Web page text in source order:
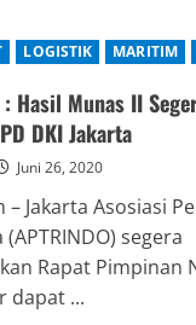
LOGISTIK MARITIM
Hasil Munas II
DKI Jakarta
Juni 26, 2020
Jakarta Asosiasi
segera
Rapat Pimpinan
dapat ...